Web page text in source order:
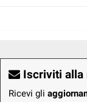
Iscriviti alla
Ricevi gli